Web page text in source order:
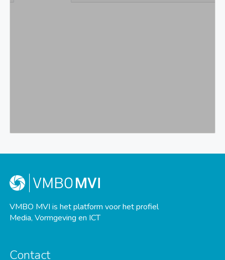
VMBO MVI is het platform voor het profiel
Media, Vormgeving en ICT
Contact